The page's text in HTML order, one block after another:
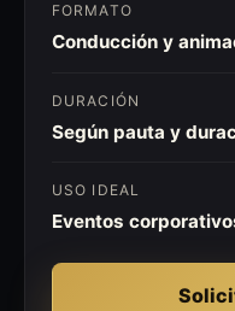
FORMATO
Conducción y
DURACIÓN
Según pauta y
USO IDEAL
Eventos